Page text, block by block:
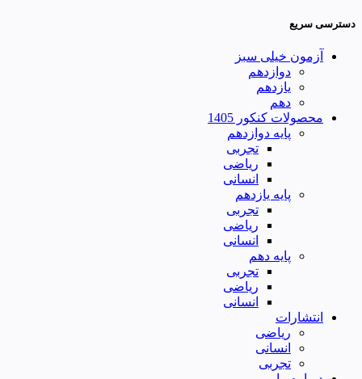
دسترسی سریع
آزمون خیلی سبز
دوازدهم
یازدهم
دهم
محصولات کنکور 1405
پایه دوازدهم
تجربی
ریاضی
انسانی
پایه یازدهم
تجربی
ریاضی
انسانی
پایه دهم
تجربی
ریاضی
انسانی
انتشارات
ریاضی
انسانی
تجربی